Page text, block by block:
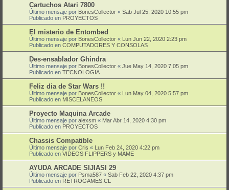
Cartuchos Atari 7800
Último mensaje por BonesCollector « Sab Jul 25, 2020 10:55 pm
Publicado en PROYECTOS
El misterio de Entombed
Último mensaje por BonesCollector « Lun Jun 22, 2020 2:23 pm
Publicado en COMPUTADORES Y CONSOLAS
Des-ensablador Ghindra
Último mensaje por BonesCollector « Jue May 14, 2020 7:05 pm
Publicado en TECNOLOGIA
Feliz dia de Star Wars !!
Último mensaje por BonesCollector « Lun May 04, 2020 5:57 pm
Publicado en MISCELANEOS
Proyecto Maquina Arcade
Último mensaje por alexsm « Mar Abr 14, 2020 4:30 pm
Publicado en PROYECTOS
Chassis Compatible
Último mensaje por Cris « Lun Feb 24, 2020 4:22 pm
Publicado en VIDEOS FLIPPERS y MAME
AYUDA ARCADE SIJIASI 29
Último mensaje por Psma587 « Sab Feb 22, 2020 4:37 pm
Publicado en RETROGAMES.CL